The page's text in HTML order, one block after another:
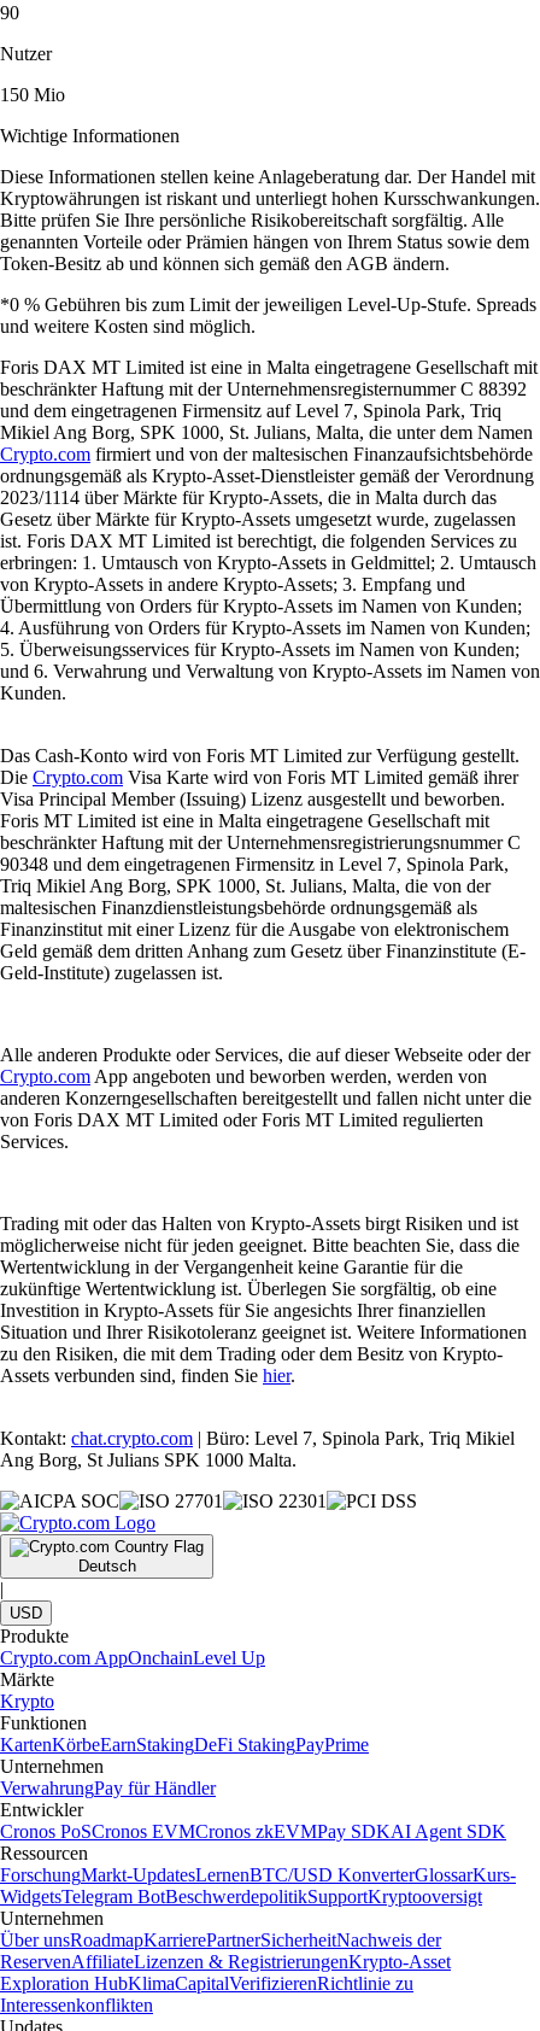
90
Nutzer
150 Mio
Wichtige Informationen
Diese Informationen stellen keine Anlageberatung dar. Der Handel mit
Kryptowährungen ist riskant und unterliegt hohen Kursschwankungen.
Bitte prüfen Sie Ihre persönliche Risikobereitschaft sorgfältig. Alle
genannten Vorteile oder Prämien hängen von Ihrem Status sowie dem
Token-Besitz ab und können sich gemäß den AGB ändern.
*0 % Gebühren bis zum Limit der jeweiligen Level-Up-Stufe. Spreads
und weitere Kosten sind möglich.
Foris DAX MT Limited ist eine in Malta eingetragene Gesellschaft mit
beschränkter Haftung mit der Unternehmensregisternummer C 88392
und dem eingetragenen Firmensitz auf Level 7, Spinola Park, Triq
Mikiel Ang Borg, SPK 1000, St. Julians, Malta, die unter dem Namen
Crypto.com firmiert und von der maltesischen Finanzaufsichtsbehörde
ordnungsgemäß als Krypto-Asset-Dienstleister gemäß der Verordnung
2023/1114 über Märkte für Krypto-Assets, die in Malta durch das
Gesetz über Märkte für Krypto-Assets umgesetzt wurde, zugelassen
ist. Foris DAX MT Limited ist berechtigt, die folgenden Services zu
erbringen: 1. Umtausch von Krypto-Assets in Geldmittel; 2. Umtausch
von Krypto-Assets in andere Krypto-Assets; 3. Empfang und
Übermittlung von Orders für Krypto-Assets im Namen von Kunden;
4. Ausführung von Orders für Krypto-Assets im Namen von Kunden;
5. Überweisungsservices für Krypto-Assets im Namen von Kunden;
und 6. Verwahrung und Verwaltung von Krypto-Assets im Namen von
Kunden.
Das Cash-Konto wird von Foris MT Limited zur Verfügung gestellt.
Die Crypto.com Visa Karte wird von Foris MT Limited gemäß ihrer
Visa Principal Member (Issuing) Lizenz ausgestellt und beworben.
Foris MT Limited ist eine in Malta eingetragene Gesellschaft mit
beschränkter Haftung mit der Unternehmensregistrierungsnummer C
90348 und dem eingetragenen Firmensitz in Level 7, Spinola Park,
Triq Mikiel Ang Borg, SPK 1000, St. Julians, Malta, die von der
maltesischen Finanzdienstleistungsbehörde ordnungsgemäß als
Finanzinstitut mit einer Lizenz für die Ausgabe von elektronischem
Geld gemäß dem dritten Anhang zum Gesetz über Finanzinstitute (E-
Geld-Institute) zugelassen ist.
Alle anderen Produkte oder Services, die auf dieser Webseite oder der
Crypto.com App angeboten und beworben werden, werden von
anderen Konzerngesellschaften bereitgestellt und fallen nicht unter die
von Foris DAX MT Limited oder Foris MT Limited regulierten
Services.
Trading mit oder das Halten von Krypto-Assets birgt Risiken und ist
möglicherweise nicht für jeden geeignet. Bitte beachten Sie, dass die
Wertentwicklung in der Vergangenheit keine Garantie für die
zukünftige Wertentwicklung ist. Überlegen Sie sorgfältig, ob eine
Investition in Krypto-Assets für Sie angesichts Ihrer finanziellen
Situation und Ihrer Risikotoleranz geeignet ist. Weitere Informationen
zu den Risiken, die mit dem Trading oder dem Besitz von Krypto-
Assets verbunden sind, finden Sie hier.
Kontakt: chat.crypto.com | Büro: Level 7, Spinola Park, Triq Mikiel
Ang Borg, St Julians SPK 1000 Malta.
Deutsch
|
USD
Produkte
Crypto.com AppOnchainLevel Up
Märkte
Krypto
Funktionen
KartenKörbeEarnStakingDeFi StakingPayPrime
Unternehmen
VerwahrungPay für Händler
Entwickler
Cronos PoSCronos EVMCronos zkEVMPay SDKAI Agent SDK
Ressourcen
ForschungMarkt-UpdatesLernenBTC/USD KonverterGlossarKurs-
WidgetsTelegram BotBeschwerdepolitikSupportKryptooversigt
Unternehmen
Über unsRoadmapKarrierePartnerSicherheitNachweis der
ReservenAffiliateLizenzen & RegistrierungenKrypto-Asset
Exploration HubKlimaCapitalVerifizierenRichtlinie zu
Interessenkonflikten
Updates